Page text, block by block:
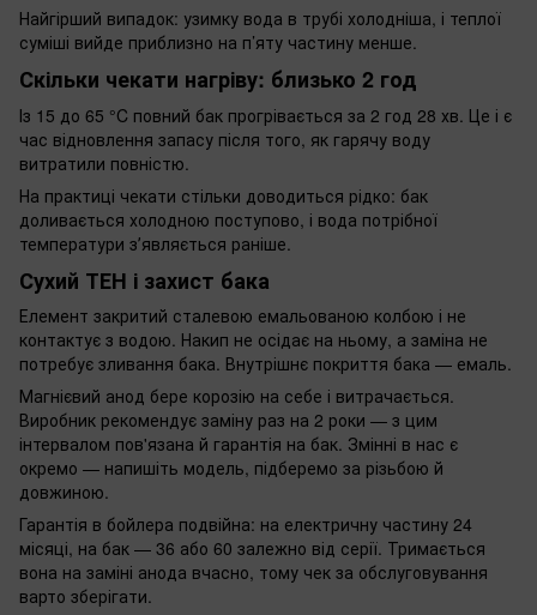
Найгірший випадок: узимку вода в трубі холодніша, і теплої
суміші вийде приблизно на п’яту частину менше.
Скільки чекати нагріву: близько 2 год
Із 15 до 65 °C повний бак прогрівається за 2 год 28 хв. Це і є
час відновлення запасу після того, як гарячу воду
витратили повністю.
На практиці чекати стільки доводиться рідко: бак
доливається холодною поступово, і вода потрібної
температури зʼявляється раніше.
Сухий ТЕН і захист бака
Елемент закритий сталевою емальованою колбою і не
контактує з водою. Накип не осідає на ньому, а заміна не
потребує зливання бака. Внутрішнє покриття бака — емаль.
Магнієвий анод бере корозію на себе і витрачається.
Виробник рекомендує заміну раз на 2 роки — з цим
інтервалом пов'язана й гарантія на бак. Змінні в нас є
окремо — напишіть модель, підберемо за різьбою й
довжиною.
Гарантія в бойлера подвійна: на електричну частину 24
місяці, на бак — 36 або 60 залежно від серії. Тримається
вона на заміні анода вчасно, тому чек за обслуговування
варто зберігати.